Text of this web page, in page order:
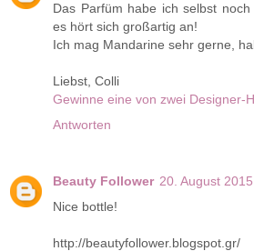
Das Parfüm habe ich selbst
es hört sich großartig an!
Ich mag Mandarine sehr gerne,
Liebst, Colli
Gewinne eine von zwei Designer-
Antworten
Beauty Follower 20. August
Nice bottle!
http://beautyfollower.blogspot.gr/